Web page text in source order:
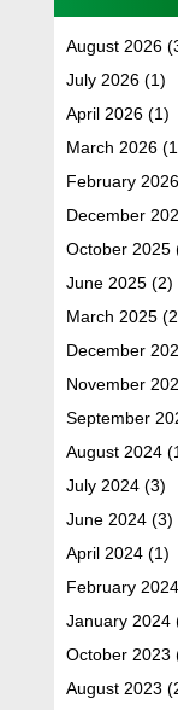
August 2026
July 2026(1)
April 2026(1)
March 2026
February 2026
December
October 2025
June 2025(2)
March 2025
December
November
September
August 2024
July 2024(3)
June 2024(3)
April 2024(1)
February 2024
January 2024
October 2023
August 2023